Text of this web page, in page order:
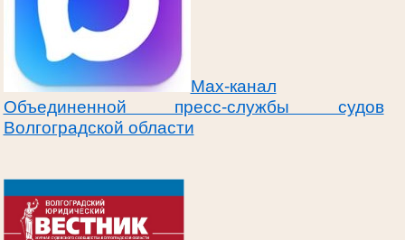
Max-канал
Объединенной пресс-службы судов
Волгоградской области